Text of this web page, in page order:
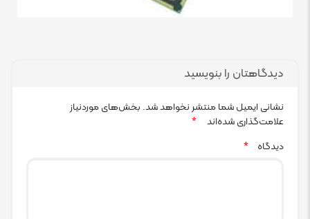
دیدگاهتان را بنویسید
نشانی ایمیل شما منتشر نخواهد شد. بخش‌های موردنیاز
علامت‌گذاری شده‌اند
*
دیدگاه
*